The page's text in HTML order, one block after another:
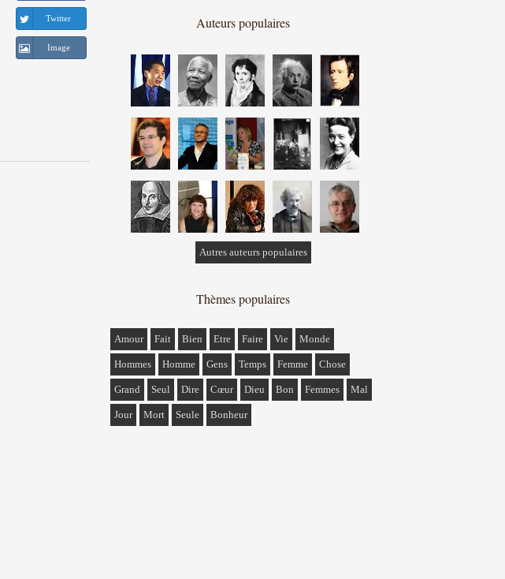
Twitter
Image
Auteurs populaires
Autres auteurs populaires
Thèmes populaires
Amour Fait Bien Etre Faire Vie Monde
Hommes Homme Gens Temps Femme Chose
Grand Seul Dire Cœur Dieu Bon Femmes Mal
Jour Mort Seule Bonheur